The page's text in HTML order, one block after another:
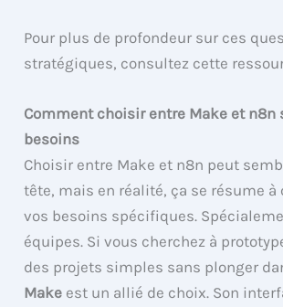
Pour plus de profondeur sur ces
stratégiques, consultez cette
Comment choisir entre Make et n8n
besoins
Choisir entre Make et n8n peut
tête, mais en réalité, ça se résume à
vos besoins spécifiques.
équipes. Si vous cherchez à
des projets simples sans plonger
Make est un allié de choix. Son